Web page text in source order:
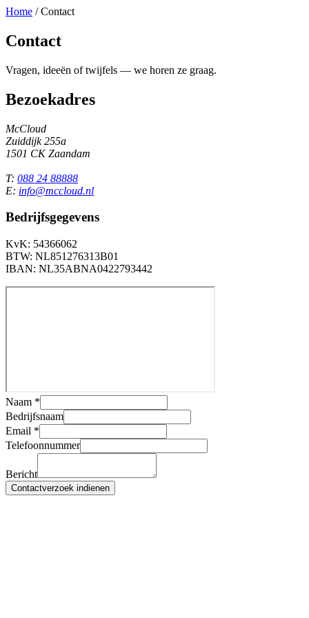
Home /Contact
Contact
Vragen, ideeën of twijfels — we horen ze graag.
Bezoekadres
McCloud
Zuiddijk 255a
1501 CK Zaandam
T: 088 24 88888
E: info@mccloud.nl
Bedrijfsgegevens
KvK: 54366062
BTW: NL851276313B01
IBAN: NL35ABNA0422793442
Naam *
Bedrijfsnaam
Email *
Telefoonnummer
Bericht
Contactverzoek indienen